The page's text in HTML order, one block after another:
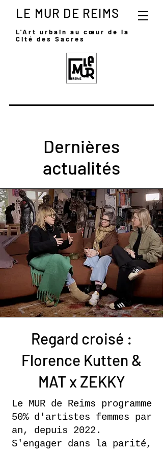
LE MUR DE REIMS
L'Art urbain au cœur de la
Cité des Sacres
Dernières
actualités
Regard croisé :
Florence Kutten &
MAT x ZEKKY
Le MUR de Reims programme
50% d'artistes femmes par
an, depuis 2022.
S'engager dans la parité,